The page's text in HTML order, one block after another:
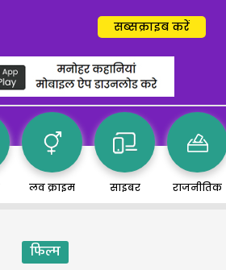
सब्सक्राइब करें
लव क्राइम साइबर राजनीतिक
फिल्म